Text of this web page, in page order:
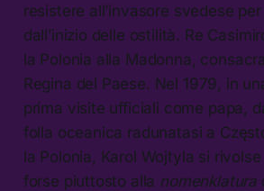
resistere all’invasore svedese
dall’inizio delle ostilità. Re
la Polonia alla Madonna,
Regina del Paese. Nel 1979, in
prima visite ufficiali come papa,
folla oceanica radunatasi a
la Polonia, Karol Wojtyla si
forse piuttosto alla nomenklatura